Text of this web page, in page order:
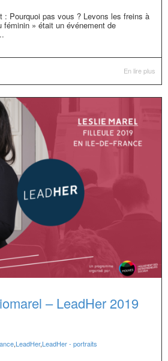
: Pourquoi pas vous ? Levons les freins à
féminin » était un événement de
En lire plus
– LeadHer 2019
,LeadHer,LeadHer - portraits